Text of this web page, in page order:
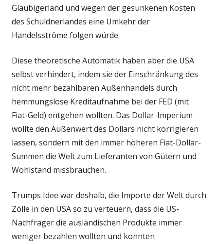
Gläubigerland und wegen der gesunkenen Kosten
des Schuldnerlandes eine Umkehr der
Handelsströme folgen würde.
Diese theoretische Automatik haben aber die USA
selbst verhindert, indem sie der Einschränkung des
nicht mehr bezahlbaren Außenhandels durch
hemmungslose Kreditaufnahme bei der FED (mit
Fiat-Geld) entgehen wollten. Das Dollar-Imperium
wollte den Außenwert des Dollars nicht korrigieren
lassen, sondern mit den immer höheren Fiat-Dollar-
Summen die Welt zum Lieferanten von Gütern und
Wohlstand missbrauchen.
Trumps Idee war deshalb, die Importe der Welt durch
Zölle in den USA so zu verteuern, dass die US-
Nachfrager die ausländischen Produkte immer
weniger bezahlen wollten und konnten